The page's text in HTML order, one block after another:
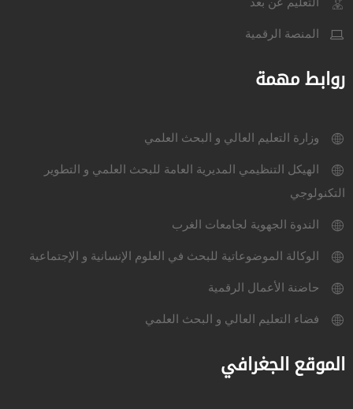
المنصة الرقمية
روابط مهمة
وزارة التعليم العالي و البحث العلمي
الهيكل التنظيمي المديرية العامة للبحث العلمي و التطوير
التكنولوجي
الندوة الجهوية لجامعات الغرب
الوكالة الموضوعاتية للبحث في العلوم الإنسانية و الإجتماعية
حاضنة الأعمال الرقمية
فضاء التعليم العالي و البحث العلمي
الموقع الجغرافي